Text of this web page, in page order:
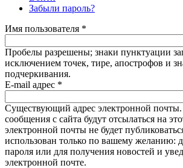
Забыли пароль?
Имя пользователя *
Пробелы разрешены; знаки пунктуации
исключением точек, тире, апострофов и
подчеркивания.
E-mail адрес *
Существующий адрес электронной
сообщения с сайта будут отсылаться на
электронной почты не будет
использован только по вашему желанию:
пароля или для получения новостей и
электронной почте.